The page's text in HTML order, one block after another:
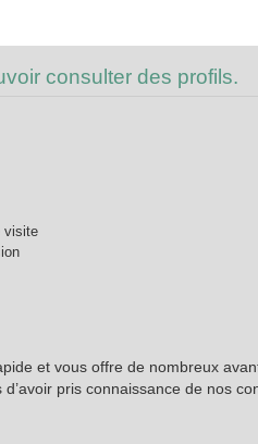
consulter des profils.
visite
et vous offre de nombreux
pris connaissance de nos